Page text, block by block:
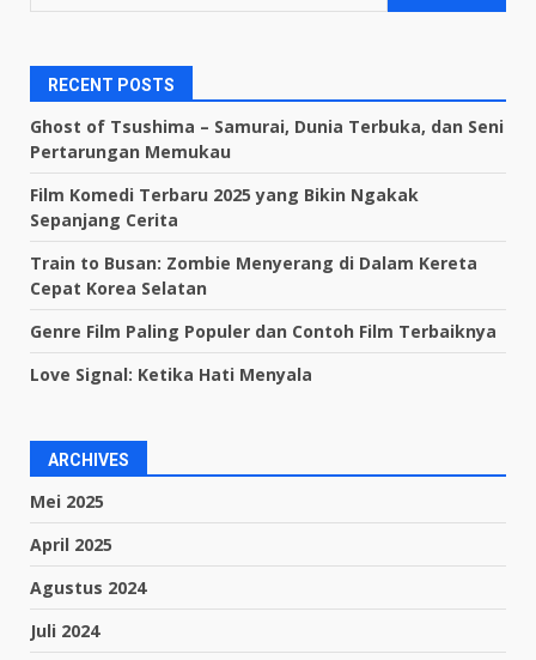
RECENT POSTS
Ghost of Tsushima – Samurai, Dunia Terbuka, dan Seni
Pertarungan Memukau
Film Komedi Terbaru 2025 yang Bikin Ngakak
Sepanjang Cerita
Train to Busan: Zombie Menyerang di Dalam Kereta
Cepat Korea Selatan
Genre Film Paling Populer dan Contoh Film Terbaiknya
Love Signal: Ketika Hati Menyala
ARCHIVES
Mei 2025
April 2025
Agustus 2024
Juli 2024